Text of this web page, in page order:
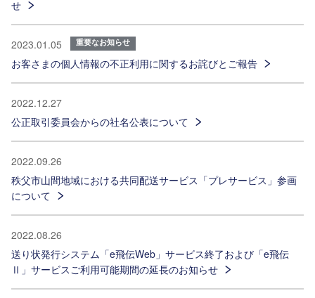
せ
2023.01.05 重要なお知らせ
お客さまの個人情報の不正利用に関するお詫びとご報告
2022.12.27
公正取引委員会からの社名公表について
2022.09.26
秩父市山間地域における共同配送サービス「プレサービス」参画
について
2022.08.26
送り状発行システム「e飛伝Web」サービス終了および「e飛伝
Ⅱ」サービスご利用可能期間の延長のお知らせ